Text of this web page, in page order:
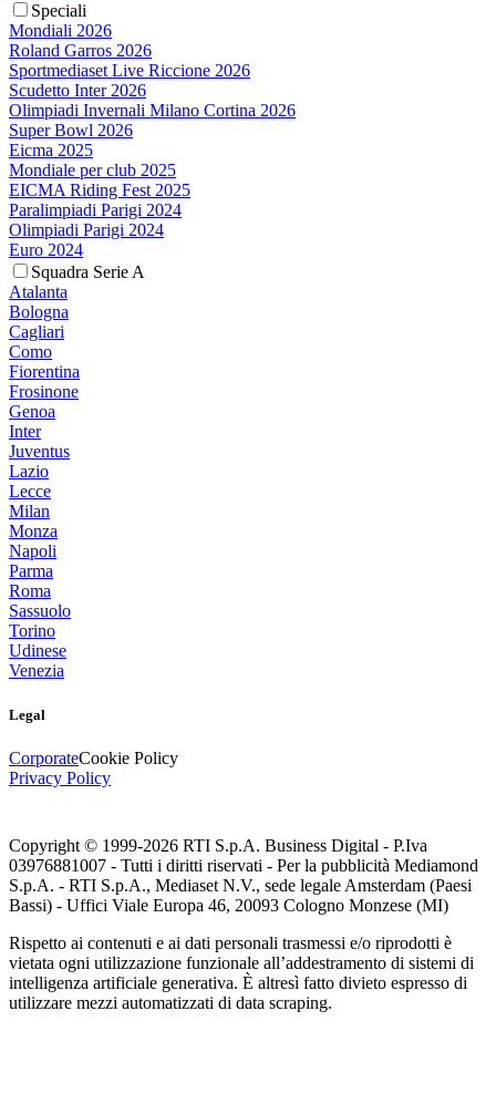
Speciali
Mondiali 2026
Roland Garros 2026
Sportmediaset Live Riccione 2026
Scudetto Inter 2026
Olimpiadi Invernali Milano Cortina 2026
Super Bowl 2026
Eicma 2025
Mondiale per club 2025
EICMA Riding Fest 2025
Paralimpiadi Parigi 2024
Olimpiadi Parigi 2024
Euro 2024
Squadra Serie A
Atalanta
Bologna
Cagliari
Como
Fiorentina
Frosinone
Genoa
Inter
Juventus
Lazio
Lecce
Milan
Monza
Napoli
Parma
Roma
Sassuolo
Torino
Udinese
Venezia
Legal
CorporateCookie Policy
Privacy Policy
Copyright © 1999-2026 RTI S.p.A. Business Digital - P.Iva
03976881007 - Tutti i diritti riservati - Per la pubblicità Mediamond
S.p.A. - RTI S.p.A., Mediaset N.V., sede legale Amsterdam (Paesi
Bassi) - Uffici Viale Europa 46, 20093 Cologno Monzese (MI)
Rispetto ai contenuti e ai dati personali trasmessi e/o riprodotti è
vietata ogni utilizzazione funzionale all’addestramento di sistemi di
intelligenza artificiale generativa. È altresì fatto divieto espresso di
utilizzare mezzi automatizzati di data scraping.